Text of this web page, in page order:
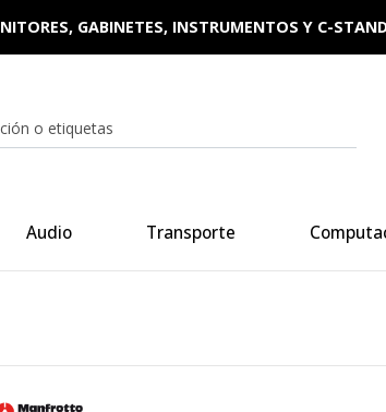
Audio Transporte
GABINETES, INSTRUMENTOS Y C-